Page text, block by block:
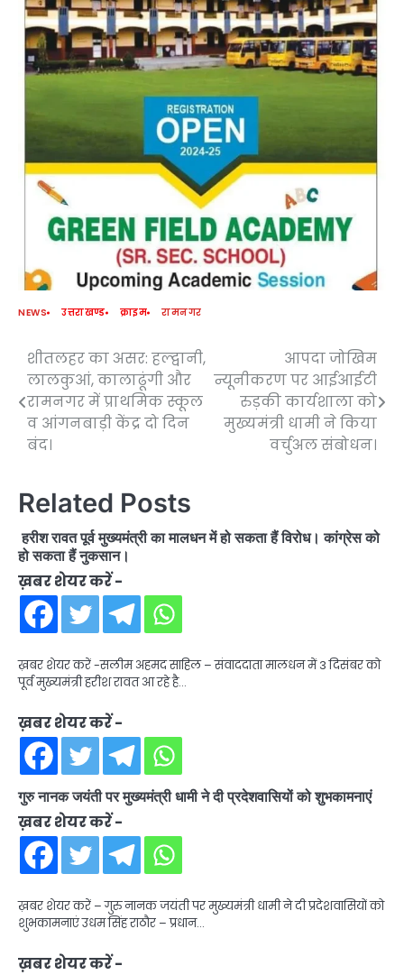
NEWS उत्तराखण्ड क्राइम रामनगर
Post
navigation
शीतलहर का असर: हल्द्वानी,
लालकुआं, कालाढूंगी और
रामनगर में प्राथमिक स्कूल
व आंगनबाड़ी केंद्र दो दिन
बंद।
आपदा जोखिम
न्यूनीकरण पर आईआईटी
रुड़की कार्यशाला को
मुख्यमंत्री धामी ने किया
वर्चुअल संबोधन।
Related Posts
हरीश रावत पूर्व मुख्यमंत्री का मालधन में हो सकता हैं विरोध। कांग्रेस को
हो सकता हैं नुकसान।
ख़बर शेयर करें -
ख़बर शेयर करें -सलीम अहमद साहिल – संवाददाता मालधन में 3 दिसंबर को
पूर्व मुख्यमंत्री हरीश रावत आ रहे है…
ख़बर शेयर करें -
गुरु नानक जयंती पर मुख्यमंत्री धामी ने दी प्रदेशवासियों को शुभकामनाएं
ख़बर शेयर करें -
ख़बर शेयर करें – गुरु नानक जयंती पर मुख्यमंत्री धामी ने दी प्रदेशवासियों को
शुभकामनाएं उधम सिंह राठौर – प्रधान…
ख़बर शेयर करें -